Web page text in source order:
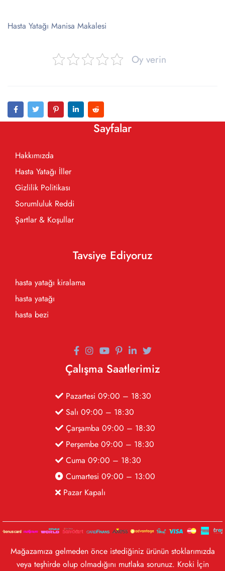
Hasta Yatağı Manisa Makalesi
Oy verin
Sayfalar
Hakkımızda
Hasta Yatağı İller
Gizlilik Politikası
Sorumluluk Reddi
Şartlar & Koşullar
Tavsiye Ediyoruz
hasta yatağı kiralama
hasta yatağı
hasta bezi
Çalışma Saatlerimiz
Pazartesi 09:00 – 18:30
Salı 09:00 – 18:30
Çarşamba 09:00 – 18:30
Perşembe 09:00 – 18:30
Cuma 09:00 – 18:30
Cumartesi 09:00 – 13:00
Pazar Kapalı
Mağazamıza gelmeden önce istediğiniz ürünün stoklarımızda
veya teşhirde olup olmadığını mutlaka sorunuz. Kroki İçin